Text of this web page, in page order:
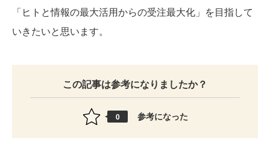
「ヒトと情報の最大活用からの受注最大化」を目指して
いきたいと思います。
この記事は参考になりましたか？
0 参考になった